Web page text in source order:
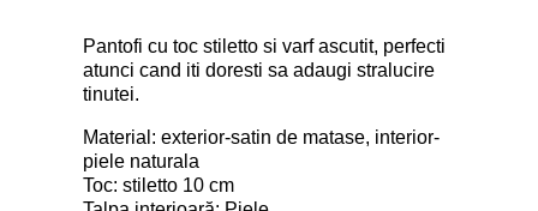
Pantofi cu toc stiletto si varf ascutit, perfecti
atunci cand iti doresti sa adaugi stralucire
tinutei.
Material: exterior-satin de matase, interior-
piele naturala
Toc: stiletto 10 cm